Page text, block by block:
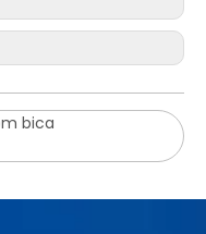
bica